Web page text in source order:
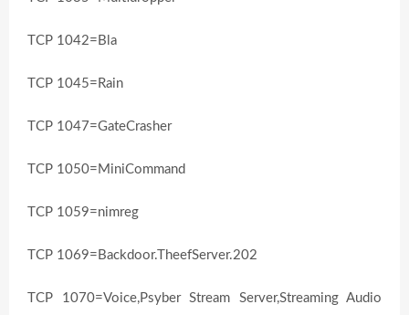
TCP 1042=Bla
TCP 1045=Rain
TCP 1047=GateCrasher
TCP 1050=MiniCommand
TCP 1059=nimreg
TCP 1069=Backdoor.TheefServer.202
TCP 1070=Voice,Psyber Stream Server,Streaming Audio